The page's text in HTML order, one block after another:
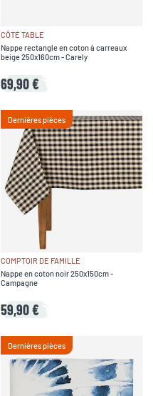
CÔTÉ TABLE
Nappe rectangle en coton à carreaux
beige 250x160cm - Carely
69,90 €
Dernières pièces
COMPTOIR DE FAMILLE
Nappe en coton noir 250x150cm -
Campagne
59,90 €
Dernières pièces